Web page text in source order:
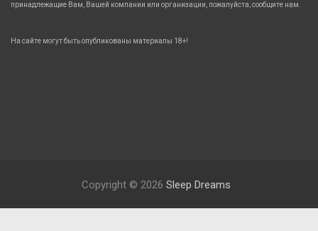
принадлежащие Вам, Вашей компании или организации, пожалуйста, сообщите нам.
На сайте могут быть опубликованы материалы 18+!
Copyright © 2026 Sleep Dreams